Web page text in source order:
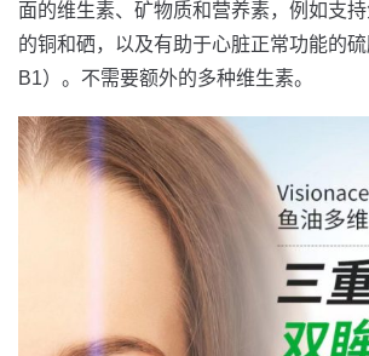
面的维生素、矿物质和营养素，例如支
的铜和硒，以及有助于心脏正常功能的
B1）。不需要额外的多种维生素。